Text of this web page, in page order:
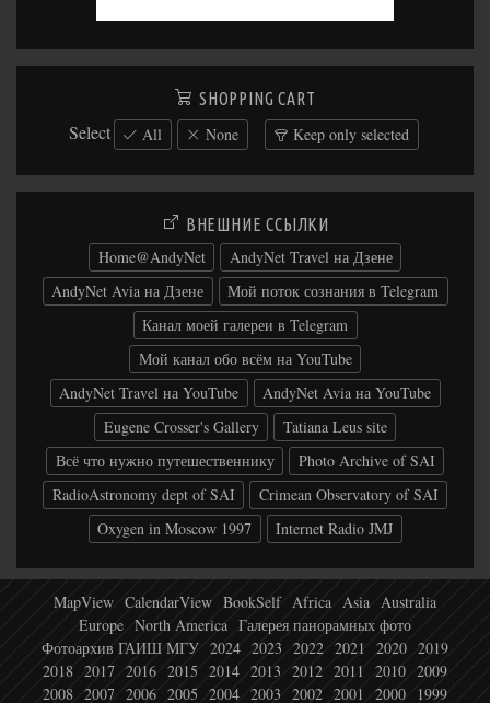
SHOPPING CART
Select All None Keep only selected
ВНЕШНИЕ ССЫЛКИ
Home@AndyNet
AndyNet Travel на Дзене
AndyNet Avia на Дзене
Мой поток сознания в Telegram
Канал моей галереи в Telegram
Мой канал обо всём на YouTube
AndyNet Travel на YouTube
AndyNet Avia на YouTube
Eugene Crosser's Gallery
Tatiana Leus site
Всё что нужно путешественнику
Photo Archive of SAI
RadioAstronomy dept of SAI
Crimean Observatory of SAI
Oxygen in Moscow 1997
Internet Radio JMJ
MapView CalendarView BookSelf Africa Asia Australia
Europe North America Галерея панорамных фото
Фотоархив ГАИШ МГУ 2024 2023 2022 2021 2020 2019
2018 2017 2016 2015 2014 2013 2012 2011 2010 2009
2008 2007 2006 2005 2004 2003 2002 2001 2000 1999